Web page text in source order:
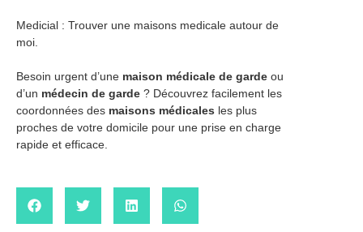
Medicial : Trouver une maisons medicale autour de
moi.
Besoin urgent d’une maison médicale de garde ou
d’un médecin de garde ? Découvrez facilement les
coordonnées des maisons médicales les plus
proches de votre domicile pour une prise en charge
rapide et efficace.